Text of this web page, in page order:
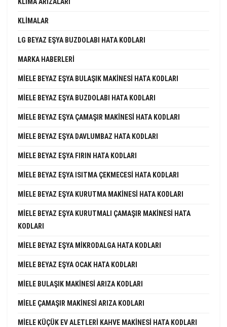
KLIMALAR
LG BEYAZ EŞYA BUZDOLABI HATA KODLARI
MARKA HABERLERI
MIELE BEYAZ EŞYA BULAŞIK MAKINESI HATA KODLARI
MIELE BEYAZ EŞYA BUZDOLABI HATA KODLARI
MIELE BEYAZ EŞYA ÇAMAŞIR MAKINESI HATA KODLARI
MIELE BEYAZ EŞYA DAVLUMBAZ HATA KODLARI
MIELE BEYAZ EŞYA FIRIN HATA KODLARI
MIELE BEYAZ EŞYA ISITMA ÇEKMECESI HATA KODLARI
MIELE BEYAZ EŞYA KURUTMA MAKINESI HATA KODLARI
MIELE BEYAZ EŞYA KURUTMALI ÇAMAŞIR MAKINESI HATA
KODLARI
MIELE BEYAZ EŞYA MIKRODALGA HATA KODLARI
MIELE BEYAZ EŞYA OCAK HATA KODLARI
MIELE BULAŞIK MAKINESI ARIZA KODLARI
MIELE ÇAMAŞIR MAKINESI ARIZA KODLARI
MIELE KÜÇÜK EV ALETLERI KAHVE MAKINESI HATA KODLARI